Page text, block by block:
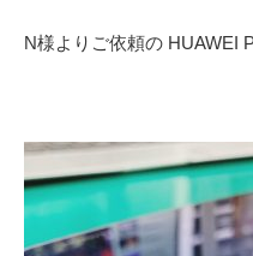
N様よりご依頼の HUAWEI